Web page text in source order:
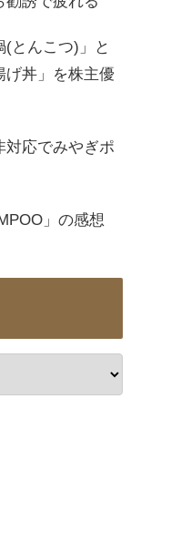
とんこつ)」と
げ丼」を株主優
対応でみやぎポ
」の感想